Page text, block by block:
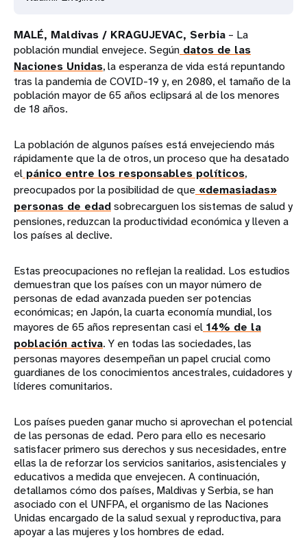
MALÉ, Maldivas / KRAGUJEVAC, Serbia – La
población mundial envejece. Según datos de las
Naciones Unidas, la esperanza de vida está repuntando
tras la pandemia de COVID-19 y, en 2080, el tamaño de la
población mayor de 65 años eclipsará al de los menores
de 18 años.
La población de algunos países está envejeciendo más
rápidamente que la de otros, un proceso que ha desatado
el pánico entre los responsables políticos,
preocupados por la posibilidad de que «demasiadas»
personas de edadsobrecarguen los sistemas de salud y
pensiones, reduzcan la productividad económica y lleven a
los países al declive.
Estas preocupaciones no reflejan la realidad. Los estudios
demuestran que los países con un mayor número de
personas de edad avanzada pueden ser potencias
económicas; en Japón, la cuarta economía mundial, los
mayores de 65 años representan casi el 14% de la
población activa. Y en todas las sociedades, las
personas mayores desempeñan un papel crucial como
guardianes de los conocimientos ancestrales, cuidadores y
líderes comunitarios.
Los países pueden ganar mucho si aprovechan el potencial
de las personas de edad. Pero para ello es necesario
satisfacer primero sus derechos y sus necesidades, entre
ellas la de reforzar los servicios sanitarios, asistenciales y
educativos a medida que envejecen. A continuación,
detallamos cómo dos países, Maldivas y Serbia, se han
asociado con el UNFPA, el organismo de las Naciones
Unidas encargado de la salud sexual y reproductiva, para
apoyar a las mujeres y los hombres de edad.